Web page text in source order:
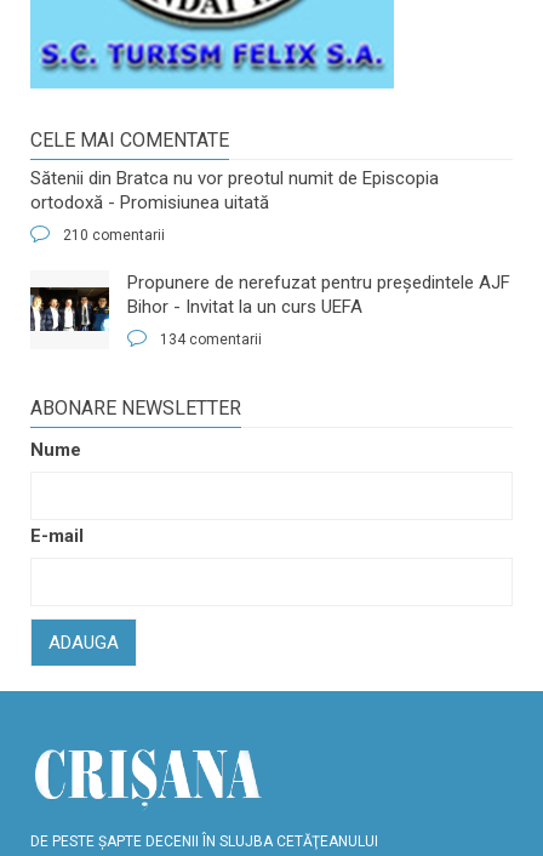
CELE MAI COMENTATE
Sătenii din Bratca nu vor preotul numit de Episcopia
ortodoxă - Promisiunea uitată
210 comentarii
​Propunere de nerefuzat pentru preşedintele AJF
Bihor - Invitat la un curs UEFA
134 comentarii
ABONARE NEWSLETTER
Nume
E-mail
ADAUGA
DE PESTE ŞAPTE DECENII ÎN SLUJBA CETĂŢEANULUI